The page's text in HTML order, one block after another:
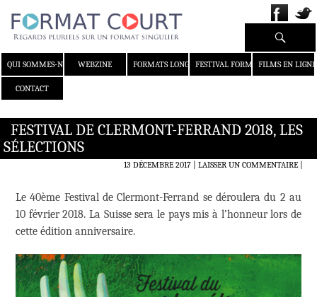
QUI SOMMES-NOUS ?WEBZINE FORMATS LONGS FESTIVAL FORMAT COURT
FILMS EN LIGNE
CONTACT
Recherche
FESTIVAL DE CLERMONT-FERRAND 2018, LES
SÉLECTIONS
13 DÉCEMBRE 2017 LAISSER UN COMMENTAIRE|
Le 40ème Festival de Clermont-Ferrand se déroulera du 2 au
10 février 2018. La Suisse sera le pays mis à l’honneur lors de
cette édition anniversaire.